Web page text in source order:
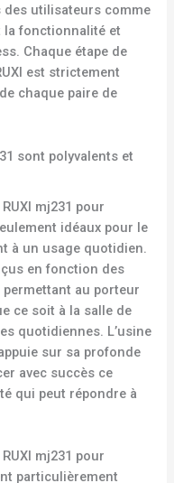
des utilisateurs comme
fonctionnalité et
Chaque étape de
est strictement
chaque paire de
sont polyvalents et
mj231 pour
idéaux pour le
à un usage quotidien.
en fonction des
au porteur
ce soit à la salle de
quotidiennes. L’usine
sur sa profonde
avec succès ce
qui peut répondre à
mj231 pour
particulièrement